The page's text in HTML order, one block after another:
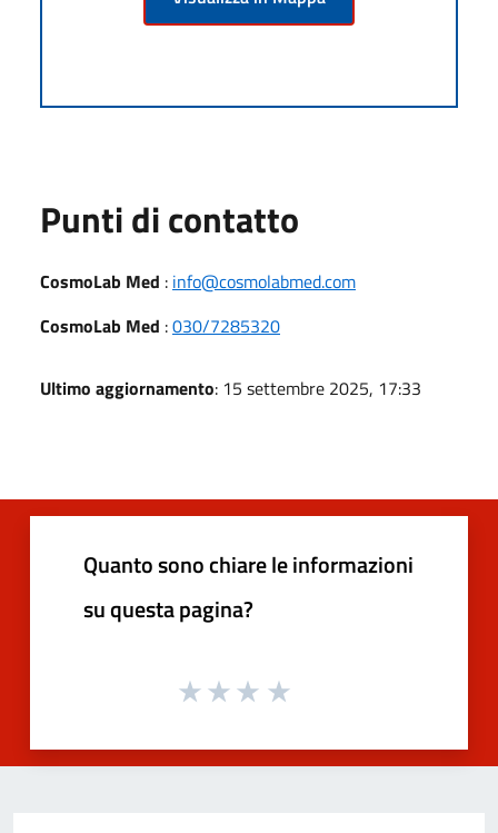
Punti di contatto
CosmoLab Med : info@cosmolabmed.com
CosmoLab Med :030/7285320
Ultimo aggiornamento: 15 settembre 2025, 17:33
Quanto sono chiare le informazioni
su questa pagina?